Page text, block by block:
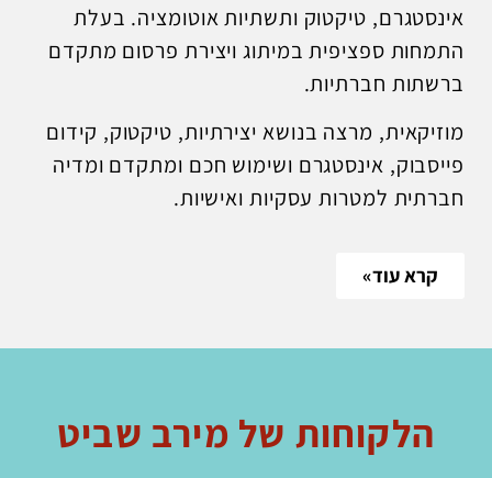
אינסטגרם, טיקטוק ותשתיות אוטומציה. בעלת
התמחות ספציפית במיתוג ויצירת פרסום מתקדם
ברשתות חברתיות.
מוזיקאית, מרצה בנושא יצירתיות, טיקטוק, קידום
פייסבוק, אינסטגרם ושימוש חכם ומתקדם ומדיה
חברתית למטרות עסקיות ואישיות.
קרא עוד»
הלקוחות של מירב שביט